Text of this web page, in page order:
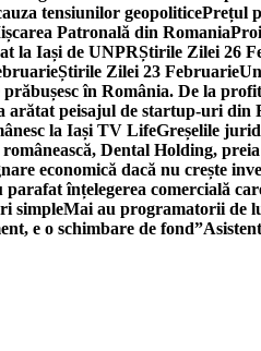
tensiunilor geopoliticePrețul
Patronală din Romania
la Iași de UNPRȘtirile Zilei 26
Știrile Zilei 23 Februarie
prăbușesc în România. De la
arătat peisajul de startup-uri din
la Iași TV LifeGreșelile
Dental Holding,
economică dacă nu crește
înțelegerea comercială
simpleMai au programatorii de
e o schimbare de fond”